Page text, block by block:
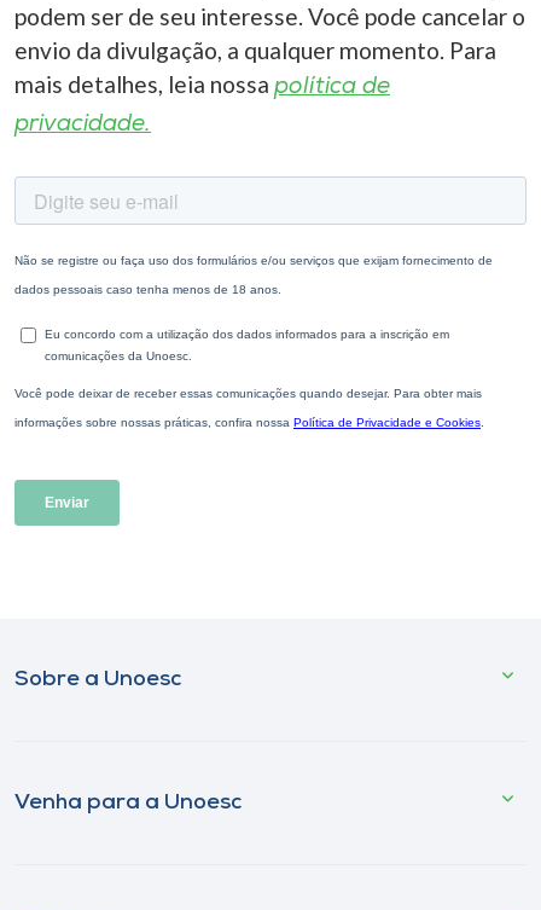
podem ser de seu interesse. Você pode cancelar o
envio da divulgação, a qualquer momento. Para
mais detalhes, leia nossa política de
privacidade.
Sobre a Unoesc
Venha para a Unoesc